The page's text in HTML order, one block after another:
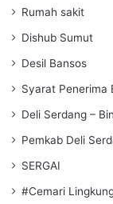
Rumah sakit
Dishub Sumut
Desil Bansos
Syarat Penerima
Deli Serdang –
Pemkab Deli
SERGAI
#Cemari